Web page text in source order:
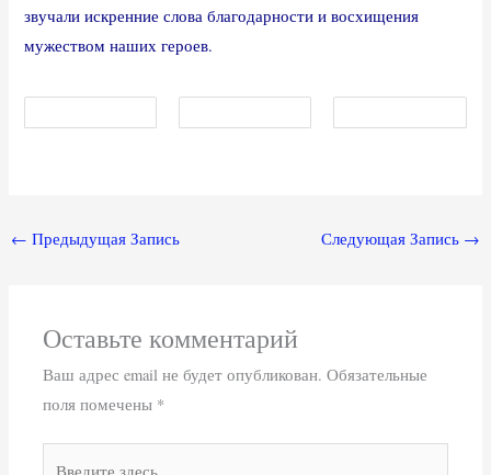
звучали искренние слова благодарности и восхищения
мужеством наших героев.
← Предыдущая Запись Следующая Запись →
Оставьте комментарий
Ваш адрес email не будет опубликован. Обязательные
поля помечены *